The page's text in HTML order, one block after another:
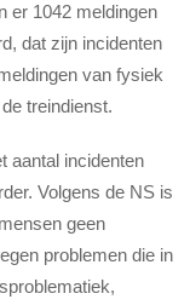
er 1042 meldingen
dat zijn incidenten
van fysiek
treindienst.
aantal incidenten
Volgens de NS is
geen
problemen die in